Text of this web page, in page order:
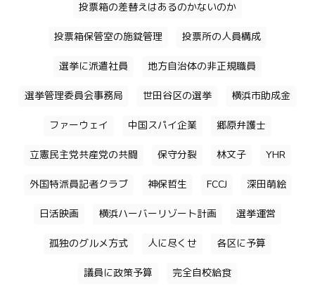
投票箱の差替えはあるのかないのか
投票箱保管室の施錠管理 投票所の人員構成
選挙に派遣社員 地方自治体の非正規職員
選挙管理委員会事務局 世田谷区の選挙 横浜市助成金
ファーウェイ 中国スパイ企業 郷原弁護士
立憲民主党共産党の共闘 保守分裂 林文子 YHR
外国特派員記者クラブ 神保哲生 FCCJ 深田萌絵
日活映画 横浜ハーバーリゾート計画 選挙運営
孤独のグルメ方式 人に尽くせ 各区に予算
議員に政策予算 完全自校給食